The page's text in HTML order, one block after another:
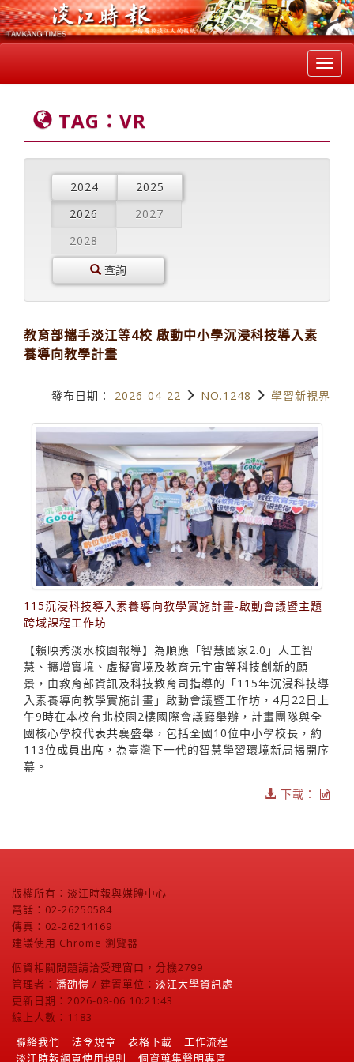
TAG：VR
2024
2025
2026
2027
2028
查詢
教育部攜手淡江等4校 啟動中小學沉浸科技導入素
養導向教學計畫
發布日期： 2026-04-22 NO.1248 學習新視界
115沉浸科技導入素養導向教學實施計畫-啟動會議暨主題
跨域課程工作坊
【賴映秀淡水校園報導】為順應「智慧國家2.0」人工智
慧、擴增實境、虛擬實境及教育元宇宙等科技創新的願
景，由教育部資訊及科技教育司指導的「115年沉浸科技導
入素養導向教學實施計畫」啟動會議暨工作坊，4月22日上
午9時在本校台北校園2樓國際會議廳舉辦，計畫團隊與全
國核心學校代表共襄盛舉，包括全國10位中小學校長，約
113位成員出席，為臺灣下一代的智慧學習環境新局揭開序
幕。
下載：
版權所有：淡江時報與媒體中心
電話：02-26250584
傳真：02-26214169
建議使用 Chrome 瀏覽器
個資相關問題請洽受理窗口，分機2799
管理者： 潘劭愷 / 建置單位： 淡江大學資訊處
更新日期：2026-08-06 10:21:43
線上人數：1183
聯絡我們
法令規章 表格下載
工作流程
淡江時報網頁使用規則
個資蒐集聲明專區